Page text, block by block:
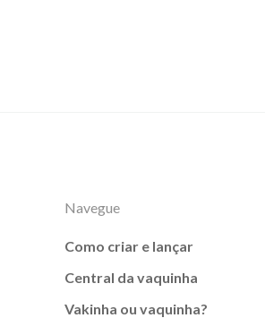
Navegue
Como criar e lançar
Central da vaquinha
Vakinha ou vaquinha?